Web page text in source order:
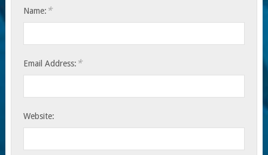
Name: *
Email Address: *
Website: